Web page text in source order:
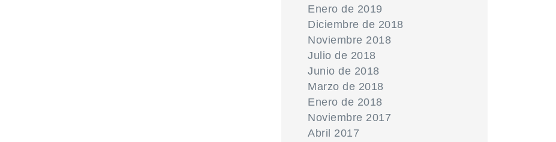
Enero de 2019
Diciembre de 2018
Noviembre 2018
Julio de 2018
Junio de 2018
Marzo de 2018
Enero de 2018
Noviembre 2017
Abril 2017